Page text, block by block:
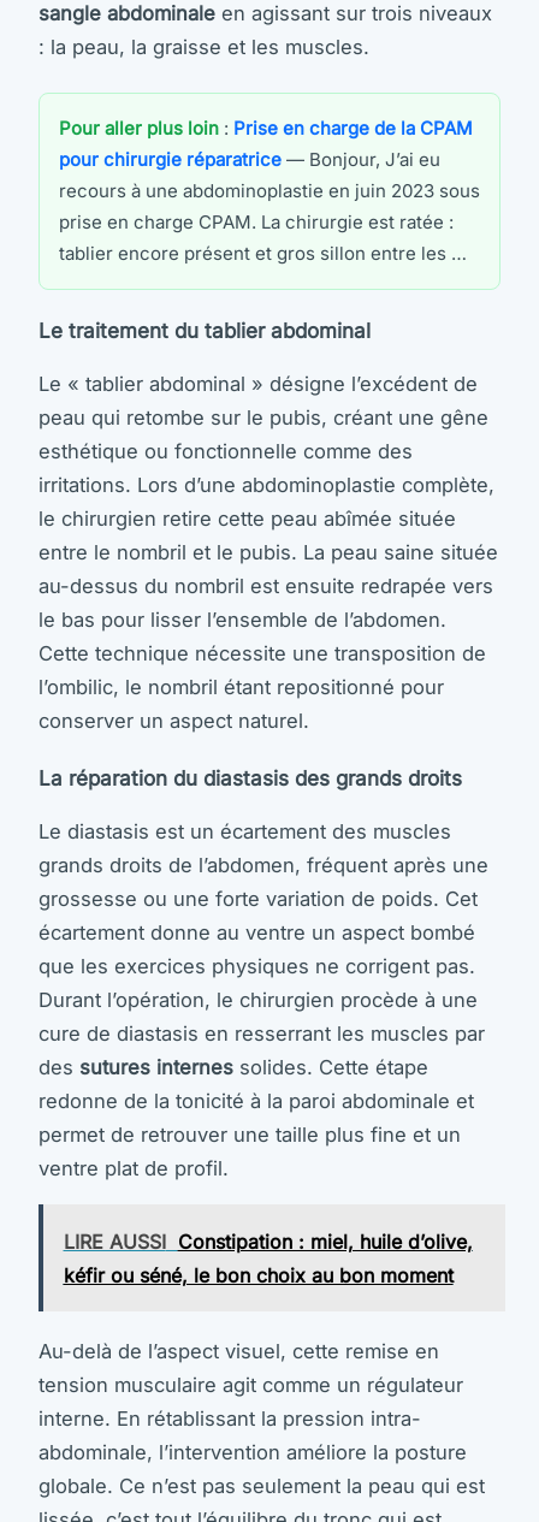
sangle abdominale en agissant sur trois niveaux
: la peau, la graisse et les muscles.
Pour aller plus loin : Prise en charge de la CPAM
pour chirurgie réparatrice — Bonjour, J’ai eu
recours à une abdominoplastie en juin 2023 sous
prise en charge CPAM. La chirurgie est ratée :
tablier encore présent et gros sillon entre les …
Le traitement du tablier abdominal
Le « tablier abdominal » désigne l’excédent de
peau qui retombe sur le pubis, créant une gêne
esthétique ou fonctionnelle comme des
irritations. Lors d’une abdominoplastie complète,
le chirurgien retire cette peau abîmée située
entre le nombril et le pubis. La peau saine située
au-dessus du nombril est ensuite redrapée vers
le bas pour lisser l’ensemble de l’abdomen.
Cette technique nécessite une transposition de
l’ombilic, le nombril étant repositionné pour
conserver un aspect naturel.
La réparation du diastasis des grands droits
Le diastasis est un écartement des muscles
grands droits de l’abdomen, fréquent après une
grossesse ou une forte variation de poids. Cet
écartement donne au ventre un aspect bombé
que les exercices physiques ne corrigent pas.
Durant l’opération, le chirurgien procède à une
cure de diastasis en resserrant les muscles par
des sutures internes solides. Cette étape
redonne de la tonicité à la paroi abdominale et
permet de retrouver une taille plus fine et un
ventre plat de profil.
LIRE AUSSI Constipation : miel, huile d’olive,
kéfir ou séné, le bon choix au bon moment
Au-delà de l’aspect visuel, cette remise en
tension musculaire agit comme un régulateur
interne. En rétablissant la pression intra-
abdominale, l’intervention améliore la posture
globale. Ce n’est pas seulement la peau qui est